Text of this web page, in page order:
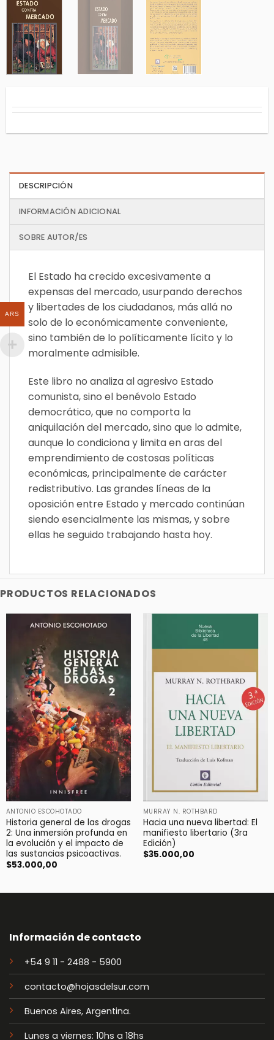
DESCRIPCIÓN
INFORMACIÓN ADICIONAL
SOBRE AUTOR/ES
El Estado ha crecido excesivamente a
expensas del mercado, usurpando derechos
y libertades de los ciudadanos, más allá no
solo de lo económicamente conveniente,
sino también de lo políticamente lícito y lo
moralmente admisible.
Este libro no analiza al agresivo Estado
comunista, sino el benévolo Estado
democrático, que no comporta la
aniquilación del mercado, sino que lo admite,
aunque lo condiciona y limita en aras del
emprendimiento de costosas políticas
económicas, principalmente de carácter
redistributivo. Las grandes líneas de la
oposición entre Estado y mercado continúan
siendo esencialmente las mismas, y sobre
ellas he seguido trabajando hasta hoy.
PRODUCTOS RELACIONADOS
ANTONIO ESCOHOTADO
Historia general de las drogas
2: Una inmersión profunda en
la evolución y el impacto de
las sustancias psicoactivas.
$53.000,00
MURRAY N. ROTHBARD
Hacia una nueva libertad: El
manifiesto libertario (3ra
Edición)
$35.000,00
Información de contacto
+54 9 11 - 2488 - 5900
contacto@hojasdelsur.com
Buenos Aires, Argentina.
Lunes a viernes: 10hs a 18hs
ARS